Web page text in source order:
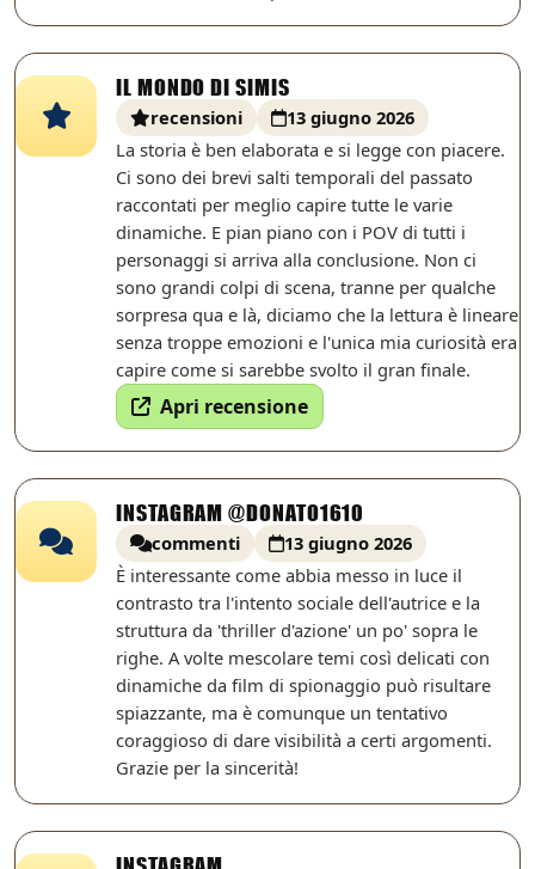
IL MONDO DI SIMIS
recensioni
13 giugno 2026
La storia è ben elaborata e si legge con piacere.
Ci sono dei brevi salti temporali del passato
raccontati per meglio capire tutte le varie
dinamiche. E pian piano con i POV di tutti i
personaggi si arriva alla conclusione. Non ci
sono grandi colpi di scena, tranne per qualche
sorpresa qua e là, diciamo che la lettura è lineare
senza troppe emozioni e l'unica mia curiosità era
capire come si sarebbe svolto il gran finale.
Apri recensione
INSTAGRAM @DONATO1610
commenti
13 giugno 2026
È interessante come abbia messo in luce il
contrasto tra l'intento sociale dell'autrice e la
struttura da 'thriller d'azione' un po' sopra le
righe. A volte mescolare temi così delicati con
dinamiche da film di spionaggio può risultare
spiazzante, ma è comunque un tentativo
coraggioso di dare visibilità a certi argomenti.
Grazie per la sincerità!